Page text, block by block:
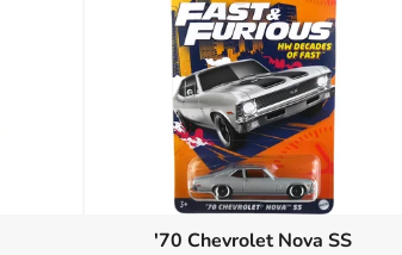
'70 Chevrolet Nova SS